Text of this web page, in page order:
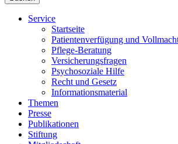
Service
Startseite
Patientenverfügung und
Pflege-Beratung
Versicherungsfragen
Psychosoziale Hilfe
Recht und Gesetz
Informationsmaterial
Themen
Presse
Publikationen
Stiftung